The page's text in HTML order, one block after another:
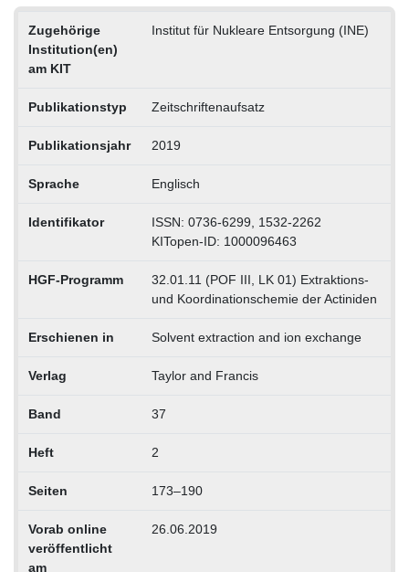
Zugehörige
Institution(en)
am KIT
Institut für Nukleare Entsorgung (INE)
Publikationstyp Zeitschriftenaufsatz
Publikationsjahr 2019
Sprache Englisch
Identifikator
ISSN: 0736-6299, 1532-2262
KITopen-ID: 1000096463
HGF-Programm
32.01.11 (POF III, LK 01) Extraktions-
und Koordinationschemie der Actiniden
Erschienen in Solvent extraction and ion exchange
Verlag Taylor and Francis
Band 37
Heft 2
Seiten 173–190
Vorab online
veröffentlicht
am
26.06.2019